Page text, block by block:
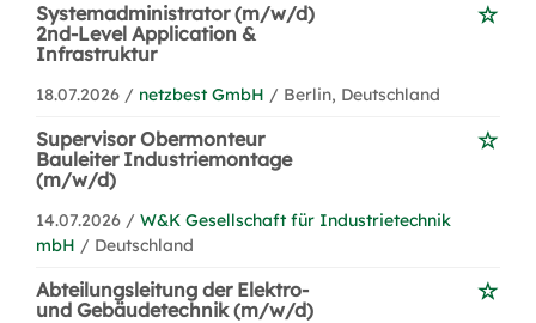
Systemadministrator (m/w/d)
2nd-Level Application &
Infrastruktur
18.07.2026 / netzbest GmbH / Berlin, Deutschland
Supervisor Obermonteur
Bauleiter Industriemontage
(m/w/d)
14.07.2026 / W&K Gesellschaft für Industrietechnik
mbH / Deutschland
Abteilungsleitung der Elektro-
und Gebäudetechnik (m/w/d)